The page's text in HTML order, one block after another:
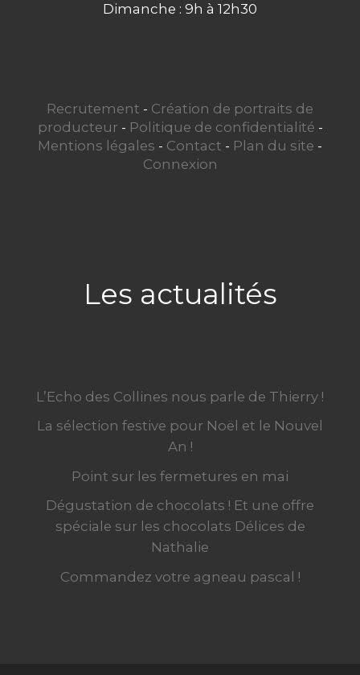
Dimanche : 9h à 12h30
Recrutement - Création de portraits de
producteur - Politique de confidentialité -
Mentions légales - Contact - Plan du site -
Connexion
Les actualités
L’Echo des Collines nous parle de Thierry !
La sélection festive pour Noël et le Nouvel
An !
Point sur les fermetures en mai
Dégustation de chocolats ! Et une offre
spéciale sur les chocolats Délices de
Nathalie
Commandez votre agneau pascal !